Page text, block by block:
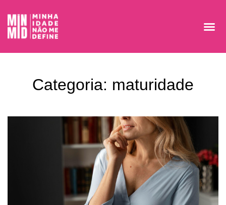
Categoria: maturidade